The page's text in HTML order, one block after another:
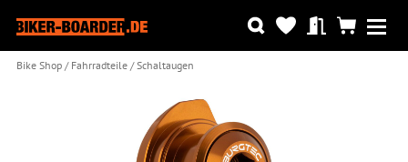
Bike Shop Fahrradteile Schaltaugen